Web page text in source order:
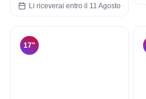
Li riceverai entro il 11 Agosto
17"